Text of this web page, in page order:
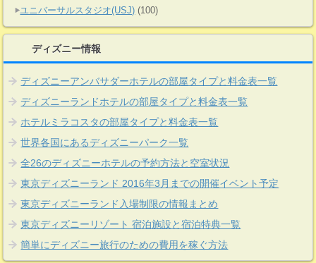
ユニバーサルスタジオ(USJ) (100)
ディズニー情報
ディズニーアンバサダーホテルの部屋タイプと料金表一覧
ディズニーランドホテルの部屋タイプと料金表一覧
ホテルミラコスタの部屋タイプと料金表一覧
世界各国にあるディズニーパーク一覧
全26のディズニーホテルの予約方法と空室状況
東京ディズニーランド 2016年3月までの開催イベント予定
東京ディズニーランド入場制限の情報まとめ
東京ディズニーリゾート 宿泊施設と宿泊特典一覧
簡単にディズニー旅行のための費用を稼ぐ方法